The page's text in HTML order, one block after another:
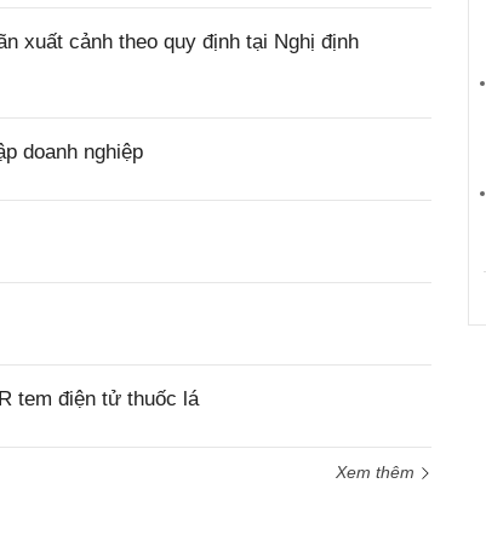
xuất cảnh theo quy định tại Nghị định
doanh nghiệp
tem điện tử thuốc lá
Xem thêm